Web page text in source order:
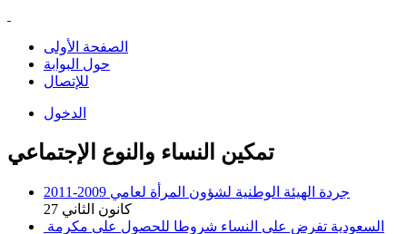
الصفحة الأولى
حول البوابة
للإتصال
الدخول
تمكين النساء والنوع الإجتماعي
جردة الهيئة الوطنية لشؤون المرأة لعامي 2009-2011
27 كانون الثاني